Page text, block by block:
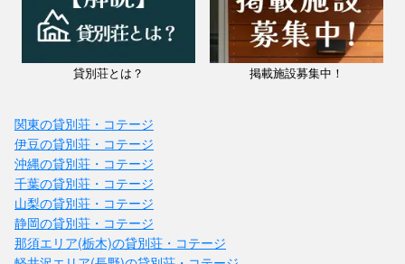
貸別荘とは？ 掲載施設募集中！
関東の貸別荘・コテージ
伊豆の貸別荘・コテージ
沖縄の貸別荘・コテージ
千葉の貸別荘・コテージ
山梨の貸別荘・コテージ
静岡の貸別荘・コテージ
那須エリア(栃木)の貸別荘・コテージ